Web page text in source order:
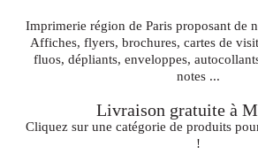
Imprimerie région de Paris proposant de
Affiches, flyers, brochures, cartes de
fluos, dépliants, enveloppes,
notes ...
Livraison gratuite à
Cliquez sur une catégorie de produits
!